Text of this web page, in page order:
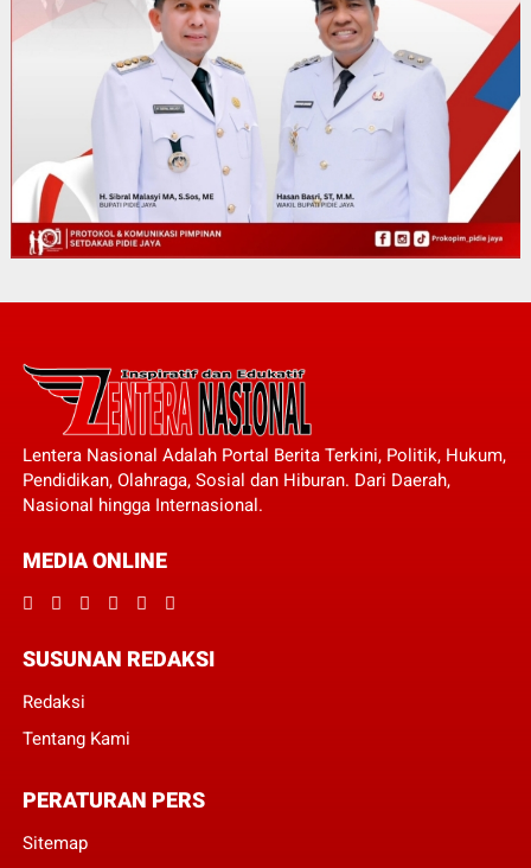
Lentera Nasional Adalah Portal Berita Terkini, Politik, Hukum,
Pendidikan, Olahraga, Sosial dan Hiburan. Dari Daerah,
Nasional hingga Internasional.
MEDIA ONLINE
SUSUNAN REDAKSI
Redaksi
Tentang Kami
PERATURAN PERS
Sitemap